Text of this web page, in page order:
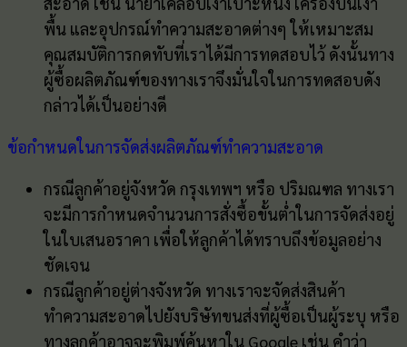
พื้น และอุปกรณ์ทำความสะอาดต่างๆ ให้เหมาะสม
คุณสมบัติการกดทับที่เราได้มีการทดสอบไว้ ดังนั้นทาง
ผู้ซื้อผลิตภัณฑ์ของทางเราจึงมั่นใจในการทดสอบดัง
กล่าวได้เป็นอย่างดี
ข้อกำหนดในการจัดส่งผลิตภัณฑ์ทำความสะอาด
กรณีลูกค้าอยู่จังหวัด กรุงเทพฯ หรือ ปริมณฑล ทางเรา
จะมีการกำหนดจำนวนการสั่งซื้อขั้นต่ำในการจัดส่งอยู่
ในใบเสนอราคา เพื่อให้ลูกค้าได้ทราบถึงข้อมูลอย่าง
ชัดเจน
กรณีลูกค้าอยู่ต่างจังหวัด ทางเราจะจัดส่งสินค้า
ทำความสะอาดไปยังบริษัทขนส่งที่ผู้ซื้อเป็นผู้ระบุ หรือ
ทางลูกค้าอาจจะพิมพ์ค้นหาใน Google เช่น คำว่า